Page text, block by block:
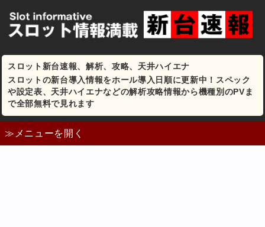
スロット新台速報、解析、攻略、天井ハイエナ
スロットの新台導入情報をホール導入日順に更新中！スペック
や設定表、天井ハイエナなどの解析攻略情報から機種別のPVま
で全部無料で見れます
≫メニューを開く